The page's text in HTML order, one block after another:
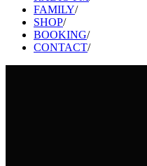
FAMILY/
SHOP/
BOOKING/
CONTACT/